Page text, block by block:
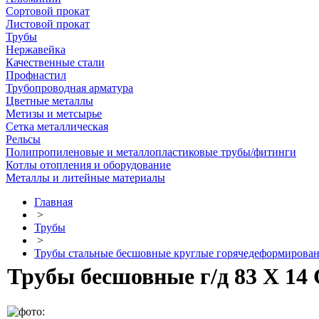
Сортовой прокат
Листовой прокат
Трубы
Нержавейка
Качественные стали
Профнастил
Трубопроводная арматура
Цветные металлы
Метизы и метсырье
Сетка металлическая
Рельсы
Полипропиленовые и металлопластиковые трубы/фитинги
Котлы отопления и оборудование
Металлы и литейные материалы
Главная
>
Трубы
>
Трубы стальные бесшовные круглые
Трубы бесшовные г/д 83 Х 14